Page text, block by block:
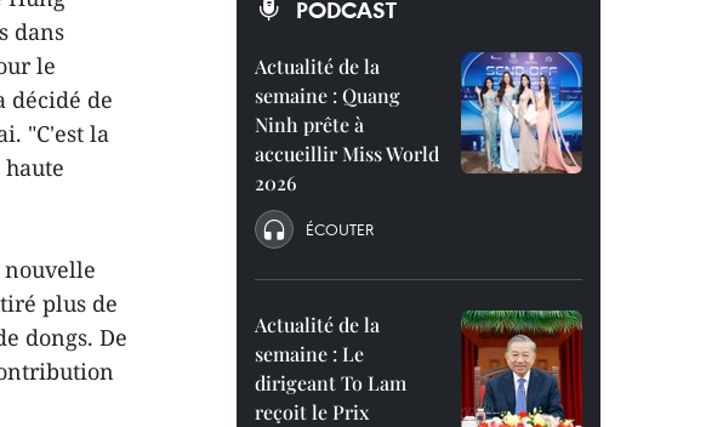
dans
le
décidé de
"C'est la
nouvelle
plus de
dongs. De
PODCAST
Actualité de la
semaine : Quang
Ninh prête à
accueillir Miss World
2026
ÉCOUTER
Actualité de la
semaine : Le
dirigeant To Lam
reçoit le Prix